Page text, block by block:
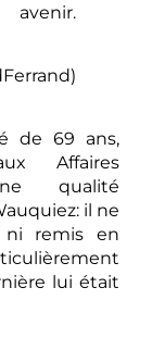
de 69 ans,
Affaires
qualité
il ne
ni remis en
lui était